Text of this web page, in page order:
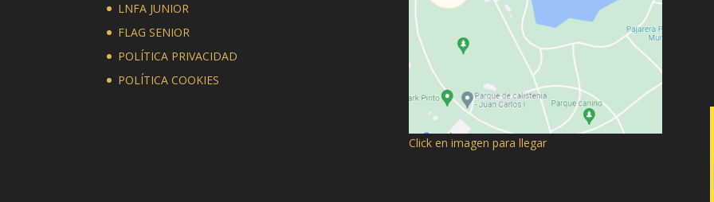
LNFA JUNIOR
FLAG SENIOR
POLÍTICA PRIVACIDAD
POLÍTICA COOKIES
Click en imagen para llegar